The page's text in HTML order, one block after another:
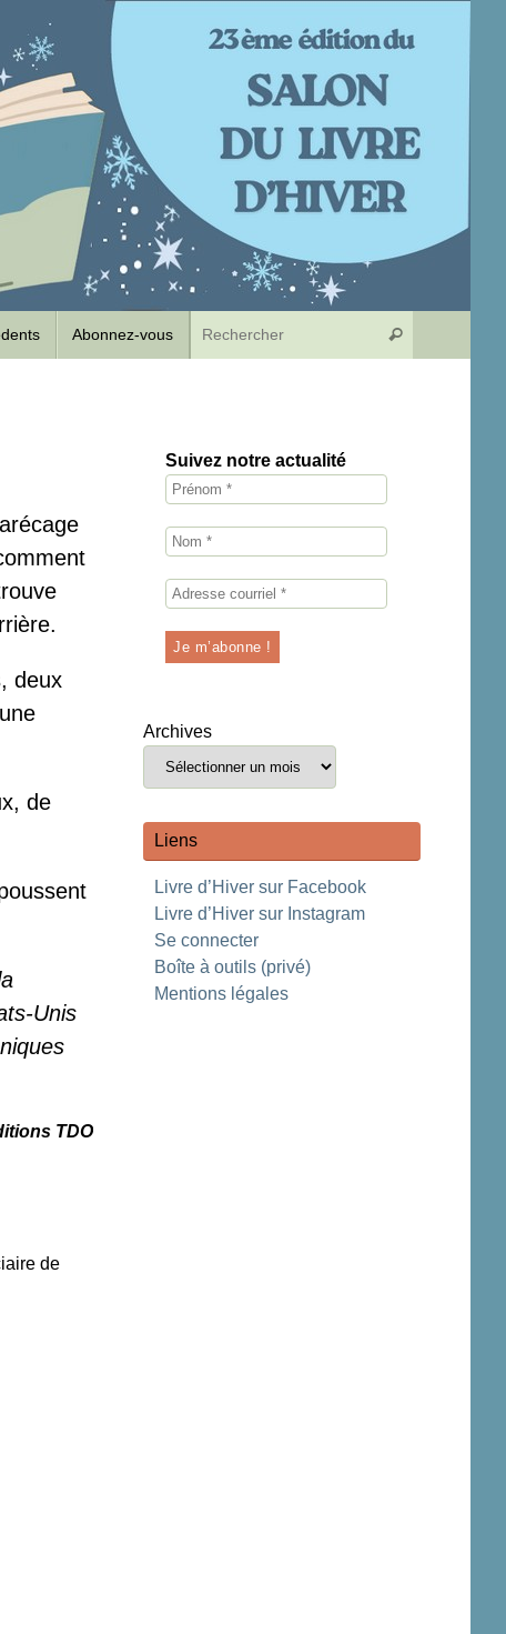
Abonnez-vous Rechercher
deux
de
Unis
TDO
de
Suivez notre actualité
Archives
Liens
Livre d’Hiver sur Facebook
Livre d’Hiver sur Instagram
Se connecter
Boîte à outils (privé)
Mentions légales